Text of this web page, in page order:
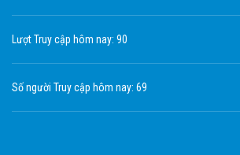
Lượt Truy cập hôm nay: 90
Số người Truy cập hôm nay: 69